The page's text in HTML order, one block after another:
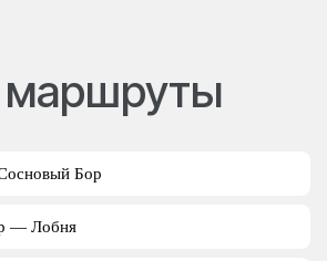
маршруты
Бор
— Лобня